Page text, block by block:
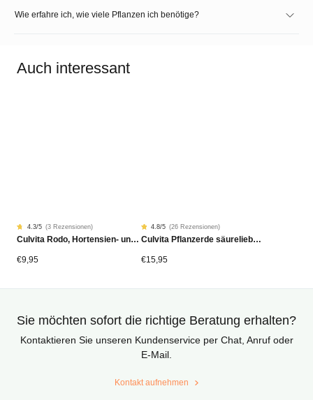
Wie erfahre ich, wie viele Pflanzen ich benötige?
Auch interessant
Rated
4.33
von
3
Kundenstimmen
4.3/5 (3 Rezensionen)
Culvita Rodo, Hortensien- und Azaleen-Dünger 1,5 kg
€9,95
Rated
4.81
von
26
Kundenstimmen
4.8/5 (26 Rezensionen)
Culvita Pflanzerde säureliebende Pflanzen Bio 40 Liter
€15,95
Sie möchten sofort die richtige Beratung erhalten?
Kontaktieren Sie unseren Kundenservice per Chat, Anruf oder
E-Mail.
Kontakt aufnehmen